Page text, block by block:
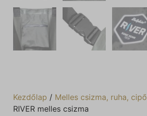
Kezdőlap / Melles csizma, ruha, cipő
RIVER melles csizma